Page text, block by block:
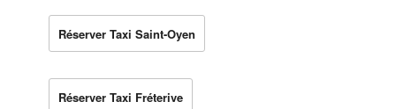
Réserver Taxi Saint-Oyen
Réserver Taxi Fréterive